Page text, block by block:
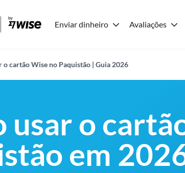
Enviar dinheiro Avaliações
o cartão Wise no Paquistão | Guia 2026
usar o
em